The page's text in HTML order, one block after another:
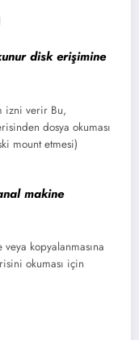
disk erişimine
izni verir Bu,
dosya okuması
mount etmesi)
makine
kopyalanmasına
okuması için